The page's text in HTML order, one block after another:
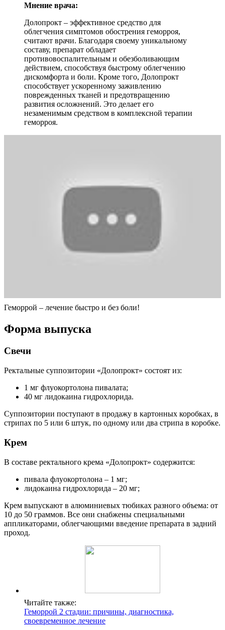
Мнение врача:
Долопрокт – эффективное средство для
облегчения симптомов обострения геморроя,
считают врачи. Благодаря своему уникальному
составу, препарат обладает
противовоспалительным и обезболивающим
действием, способствуя быстрому облегчению
дискомфорта и боли. Кроме того, Долопрокт
способствует ускоренному заживлению
поврежденных тканей и предотвращению
развития осложнений. Это делает его
незаменимым средством в комплексной терапии
геморроя.
Геморрой – лечение быстро и без боли!
Форма выпуска
Свечи
Ректальные суппозитории «Долопрокт» состоят из:
1 мг флуокортолона пивалата;
40 мг лидокаина гидрохлорида.
Суппозитории поступают в продажу в картонных коробках, в
стрипах по 5 или 6 штук, по одному или два стрипа в коробке.
Крем
В составе ректального крема «Долопрокт» содержится:
пивала флуокортолона – 1 мг;
лидокаина гидрохлорида – 20 мг;
Крем выпускают в алюминиевых тюбиках разного объема: от
10 до 50 граммов. Все они снабжены специальными
аппликаторами, облегчающими введение препарата в задний
проход.
Читайте также:
Геморрой 2 стадии: причины, диагностика,
своевременное лечение